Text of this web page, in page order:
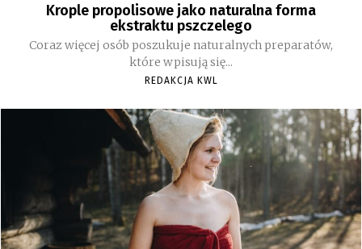
Krople propolisowe jako naturalna forma
ekstraktu pszczelego
Coraz więcej osób poszukuje naturalnych preparatów,
które wpisują się...
REDAKCJA KWL